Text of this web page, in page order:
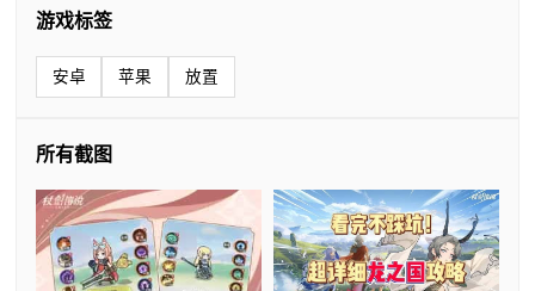
游戏标签
安卓 苹果 放置
所有截图